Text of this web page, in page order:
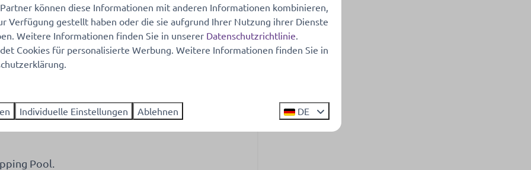
mit Pads
↓
Pool.
können diese Informationen mit anderen Informationen kombinieren,
Verfügung gestellt haben oder die sie aufgrund Ihrer Nutzung ihrer Dienste
Weitere Informationen finden Sie in unserer Datenschutzrichtlinie
Cookies für personalisierte Werbung. Weitere Informationen finden Sie in
Individuelle Einstellungen Ablehnen DE